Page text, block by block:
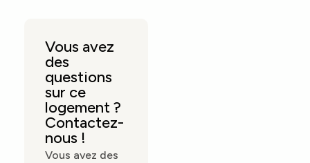
Vous avez
des
questions
sur ce
logement ?
Contactez-
nous !
Vous avez des